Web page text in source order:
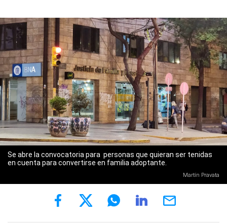
Se abre la convocatoria para personas que quieran ser tenidas
en cuenta para convertirse en familia adoptante.
Martín Pravata